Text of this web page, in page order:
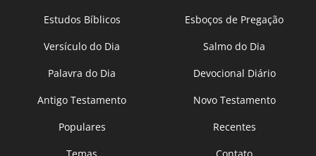
Estudos Bíblicos
Esboços de Pregação
Versículo do Dia
Salmo do Dia
Palavra do Dia
Devocional Diário
Antigo Testamento
Novo Testamento
Populares
Recentes